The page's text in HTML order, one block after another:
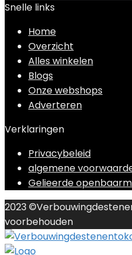
Snelle links
Home
Overzicht
Alles winkelen
Blogs
Onze webshops
Adverteren
Verklaringen
Privacybeleid
algemene
Gelieerde
2023
voorbehouden